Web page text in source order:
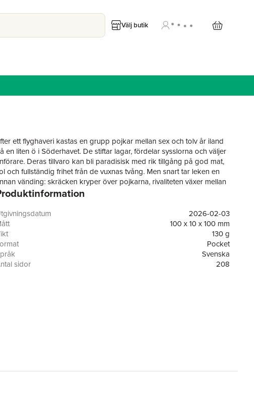
Välj butik
ett flyghaveri kastas en grupp pojkar mellan sex och tolv år iland
en liten ö i Söderhavet. De stiftar lagar, fördelar sysslorna och väljer
Deras tillvaro kan bli paradisisk med rik tillgång på god mat,
och fullständig frihet från de vuxnas tvång. Men snart tar leken en
vänding: skräcken kryper över pojkarna, rivaliteten växer mellan
Det som kunde varit ett spännande sommarlovsäventyr blir en
ligger utstakad.
2026-02-03
100 x 10 x 100 mm
130 g
Pocket
Svenska
sidor
208